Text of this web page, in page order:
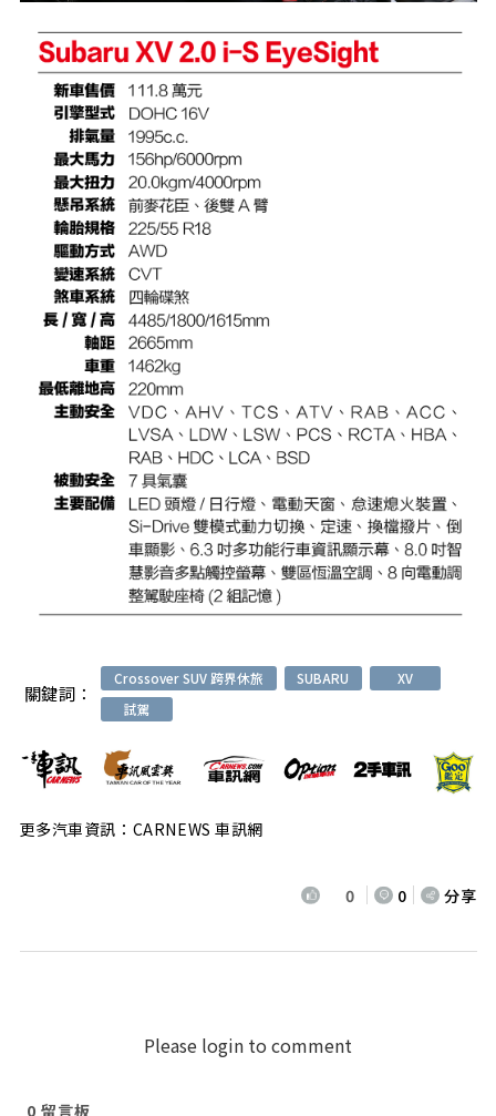
關鍵詞：
Crossover SUV 跨界休旅 SUBARU
XV
試駕
更多汽車資訊：CARNEWS 車訊網
0 0 分享
Please login to comment
0 留言板